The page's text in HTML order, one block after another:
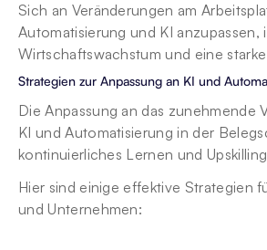
Sich an Veränderungen am
Automatisierung und KI anzupassen,
Wirtschaftswachstum und eine
Strategien zur Anpassung an KI und
Die Anpassung an das zunehmende
KI und Automatisierung in der
kontinuierliches Lernen und
Hier sind einige effektive Strategien
und Unternehmen: